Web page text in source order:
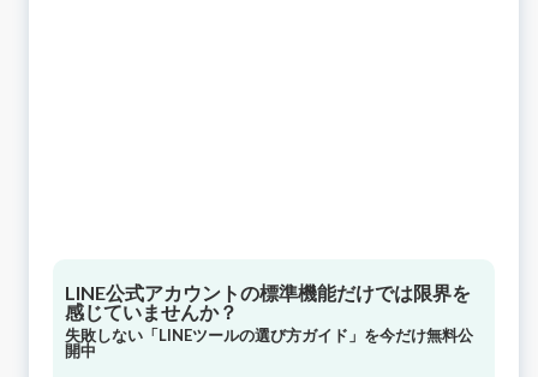
LINE公式アカウントの標準機能だけでは限界を
感じていませんか？
失敗しない「LINEツールの選び方ガイド」を今だけ無料公
開中